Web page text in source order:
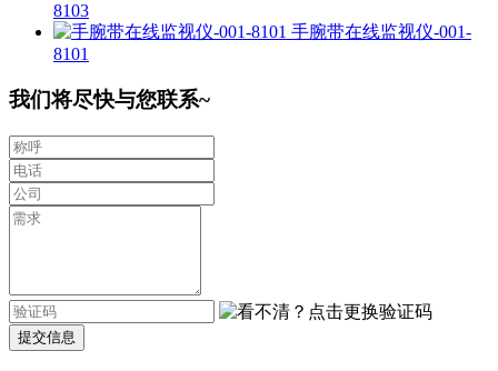
8103
手腕带在线监视仪-001-
8101
我们将尽快与您联系~
提交信息